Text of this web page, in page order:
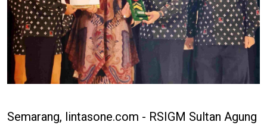
Semarang, lintasone.com - RSIGM Sultan Agung